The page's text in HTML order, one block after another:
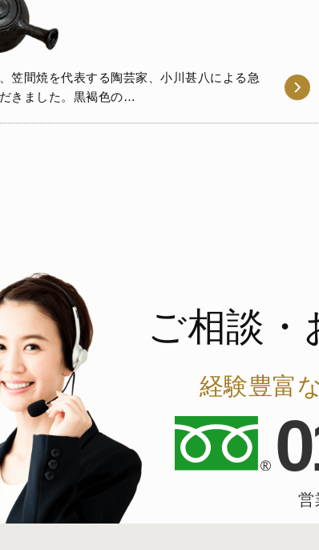
笠間焼を代表する陶芸家、小川甚八による急
きました。黒褐色の…
ご相談
経験豊富
営